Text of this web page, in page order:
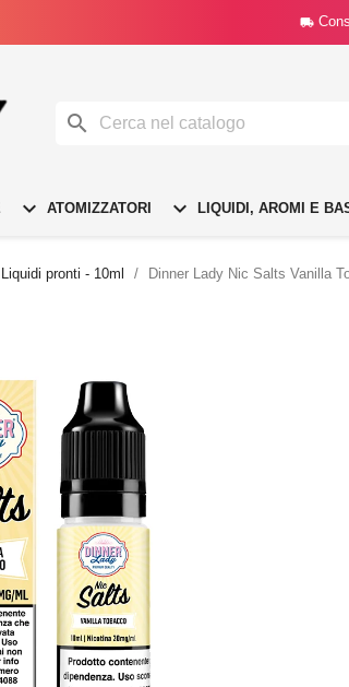


 ATOMIZZATORI  LIQUIDI, AROMI E
pronti - 10ml Dinner Lady Nic Salts Vanilla